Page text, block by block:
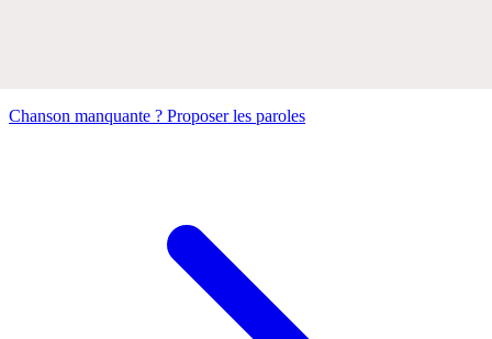
Chanson manquante ? Proposer les paroles